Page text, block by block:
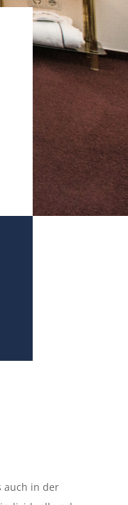
auch in der